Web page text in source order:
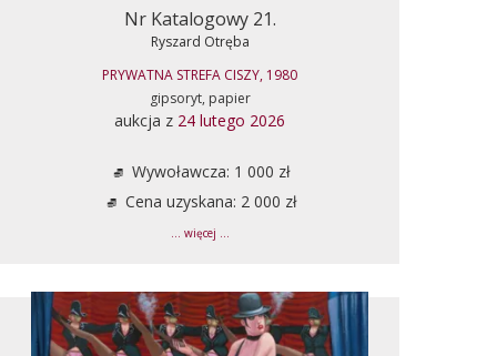
Nr Katalogowy 21.
Ryszard Otręba
PRYWATNA STREFA CISZY, 1980
gipsoryt, papier
aukcja z 24 lutego 2026
Wywoławcza: 1 000 zł
Cena uzyskana: 2 000 zł
... więcej ...